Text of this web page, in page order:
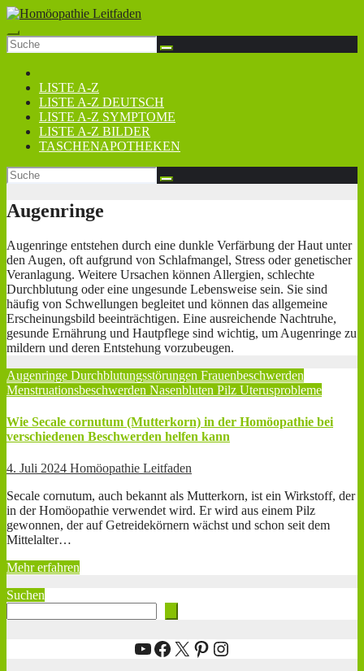
Zum
Inhalt
springen
LISTE A-Z
LISTE A-Z DEUTSCH
LISTE A-Z SYMPTOME
LISTE A-Z BILDER
TASCHENAPOTHEKEN
Augenringe
Augenringe entstehen durch eine dunkle Verfärbung der Haut unter
den Augen, oft aufgrund von Schlafmangel, Stress oder genetischer
Veranlagung. Weitere Ursachen können Allergien, schlechte
Durchblutung oder eine ungesunde Lebensweise sein. Sie sind
häufig von Schwellungen begleitet und können das allgemeine
Erscheinungsbild beeinträchtigen. Eine ausreichende Nachtruhe,
gesunde Ernährung und Hautpflege sind wichtig, um Augenringe zu
mildern und deren Entstehung vorzubeugen.
Augenringe Durchblutungsstörungen Frauenbeschwerden
Menstruationsbeschwerden Nasenbluten Pilz Uterusprobleme
Wie Secale cornutum (Mutterkorn) in der Homöopathie bei
verschiedenen Beschwerden helfen kann
4. Juli 2024 Homöopathie Leitfaden
Secale cornutum, auch bekannt als Mutterkorn, ist ein Wirkstoff, der
in der Homöopathie verwendet wird. Er wird aus einem Pilz
gewonnen, der auf Getreidekörnern wächst und schon seit dem
Mittelalter…
Mehr erfahren
Suchen
YouTube
Facebook
X Pinterest
Instagram